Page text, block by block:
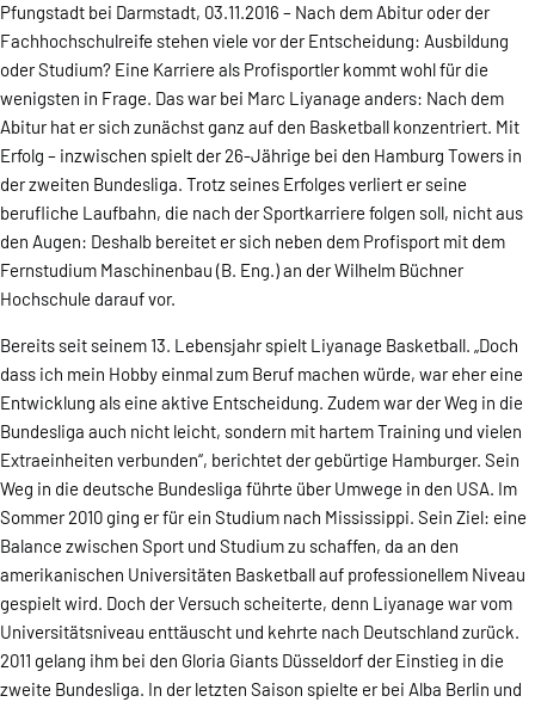
Pfungstadt bei Darmstadt, 03.11.2016 – Nach dem Abitur oder der
Fachhochschulreife stehen viele vor der Entscheidung: Ausbildung
oder Studium? Eine Karriere als Profisportler kommt wohl für die
wenigsten in Frage. Das war bei Marc Liyanage anders: Nach dem
Abitur hat er sich zunächst ganz auf den Basketball konzentriert. Mit
Erfolg – inzwischen spielt der 26-Jährige bei den Hamburg Towers in
der zweiten Bundesliga. Trotz seines Erfolges verliert er seine
berufliche Laufbahn, die nach der Sportkarriere folgen soll, nicht aus
den Augen: Deshalb bereitet er sich neben dem Profisport mit dem
Fernstudium Maschinenbau (B. Eng.) an der Wilhelm Büchner
Hochschule darauf vor.
Bereits seit seinem 13. Lebensjahr spielt Liyanage Basketball. „Doch
dass ich mein Hobby einmal zum Beruf machen würde, war eher eine
Entwicklung als eine aktive Entscheidung. Zudem war der Weg in die
Bundesliga auch nicht leicht, sondern mit hartem Training und vielen
Extraeinheiten verbunden“, berichtet der gebürtige Hamburger. Sein
Weg in die deutsche Bundesliga führte über Umwege in den USA. Im
Sommer 2010 ging er für ein Studium nach Mississippi. Sein Ziel: eine
Balance zwischen Sport und Studium zu schaffen, da an den
amerikanischen Universitäten Basketball auf professionellem Niveau
gespielt wird. Doch der Versuch scheiterte, denn Liyanage war vom
Universitätsniveau enttäuscht und kehrte nach Deutschland zurück.
2011 gelang ihm bei den Gloria Giants Düsseldorf der Einstieg in die
zweite Bundesliga. In der letzten Saison spielte er bei Alba Berlin und